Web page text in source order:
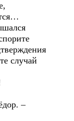
случай
–